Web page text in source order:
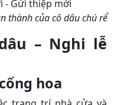
thành của cô dâu chú rể
– Nghi lễ
hoa